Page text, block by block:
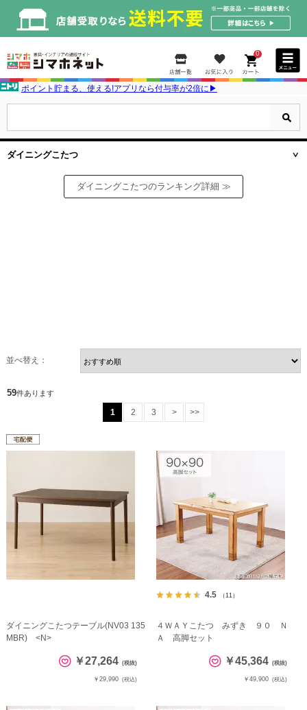
0
ポイント貯まる、使える!アプリなら付与率が2倍に▶
ダイニングこたつ
ダイニングこたつのランキング詳細 ≫
並べ替え：
59件あります
1 2 3 > >>
ダイニングこたつテーブル(NV03 135
MBR) <N>
￥27,264 (税抜)
￥29,990 (税込)
4.5 （11）
４ＷＡＹこたつ みずき ９０ Ｎ
Ａ 高脚セット
￥45,364 (税抜)
￥49,900 (税込)